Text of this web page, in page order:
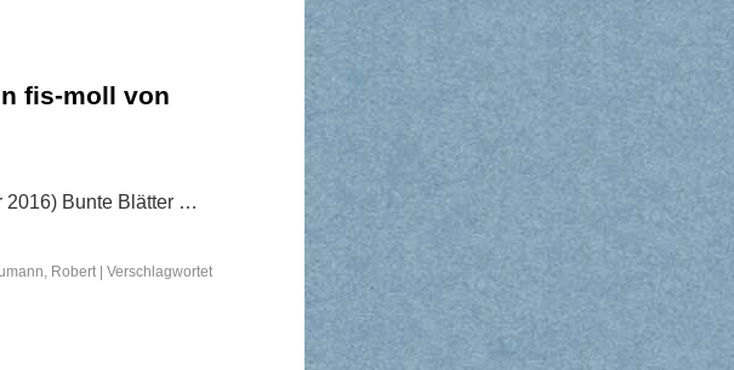
fis-moll von
2016) Bunte Blätter …
Robert
Verschlagwortet